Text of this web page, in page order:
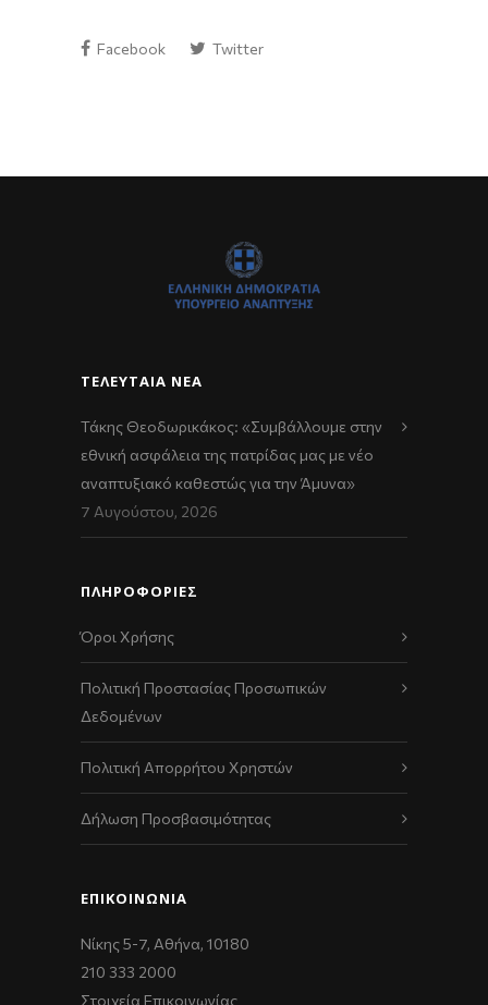
Facebook Twitter
ΤΕΛΕΥΤΑΊΑ ΝΈΑ
Τάκης Θεοδωρικάκος: «Συμβάλλουμε στην
εθνική ασφάλεια της πατρίδας μας με νέο
αναπτυξιακό καθεστώς για την Άμυνα»
7 Αυγούστου, 2026
ΠΛΗΡΟΦΟΡΙΕΣ
Όροι Χρήσης
Πολιτική Προστασίας Προσωπικών
Δεδομένων
Πολιτική Απορρήτου Χρηστών
Δήλωση Προσβασιμότητας
ΕΠΙΚΟΙΝΩΝΊΑ
Νίκης 5-7, Αθήνα, 10180
210 333 2000
Στοιχεία Επικοινωνίας